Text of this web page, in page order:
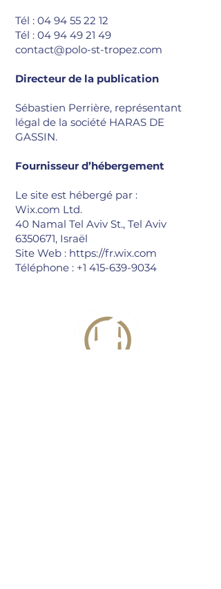
Tél : 04 94 55 22 12
Tél : 04 94 49 21 49
contact@polo-st-tropez.com
Directeur de la publication
Sébastien Perrière, représentant
légal de la société HARAS DE
GASSIN.
Fournisseur d’hébergement
Le site est hébergé par :
Wix.com Ltd.
40 Namal Tel Aviv St., Tel Aviv
6350671, Israël
Site Web : https://fr.wix.com
Téléphone : +1 415-639-9034